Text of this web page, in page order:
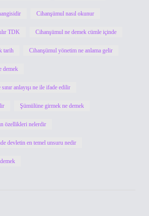
Cihanşümul nasıl okunur
TDK Cihanşümul ne demek cümle içinde
tarih Cihanşümul yönetim ne anlama gelir
demek
anlayışı ne ile ifade edilir
Şümülüne girmek ne demek
özellikleri nelerdir
devletin en temel unsuru nedir